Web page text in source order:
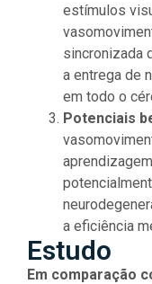
estímulos
sincronizada
a entrega de
em todo o
Potenciais
a eficiência
Estudo
Em comparação